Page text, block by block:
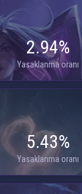
2.94%
Yasaklanma oranı
5.43%
Yasaklanma oranı